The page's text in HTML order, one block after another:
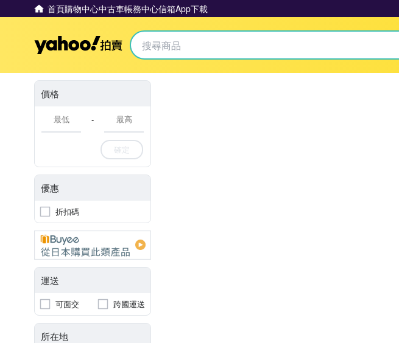
首頁購物中心中古車帳務中心信箱App下載
Yahoo拍賣
價格
-
確定
優惠
折扣碼
運送
可面交 跨國運送
所在地